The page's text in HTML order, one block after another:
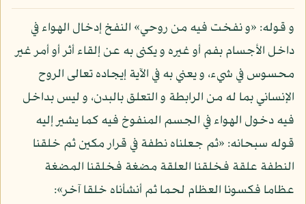
و قوله: «و نفخت فيه من روحي» النفخ إدخال الهواء في
داخل الأجسام بفم أو غيره و يكنى به عن إلقاء أثر أو أمر غير
محسوس في شيء، و يعني به في الآية إيجاده تعالى الروح
الإنساني بما له من الرابطة و التعلق بالبدن، و ليس بداخل
فيه دخول الهواء في الجسم المنفوخ فيه كما يشير إليه
قوله سبحانه: «ثم جعلناه نطفة في قرار مكين ثم خلقنا
النطفة علقة فخلقنا العلقة مضغة فخلقنا المضغة
عظاما فكسونا العظام لحما ثم أنشأناه خلقا آخر»: